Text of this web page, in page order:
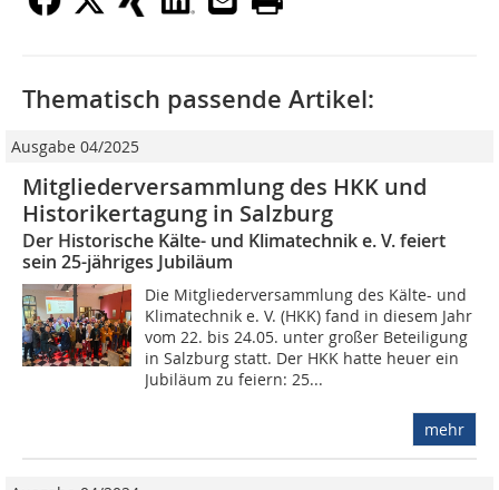
Thematisch passende Artikel:
Ausgabe 04/2025
Mitgliederversammlung des HKK und
Historikertagung in Salzburg
Der Historische Kälte- und Klimatechnik e. V. feiert
sein 25-jähriges Jubiläum
Die Mitgliederversammlung des Kälte- und
Klimatechnik e. V. (HKK) fand in diesem Jahr
vom 22. bis 24.05. unter großer Beteiligung
in Salzburg statt. Der HKK hatte heuer ein
Jubiläum zu feiern: 25...
mehr